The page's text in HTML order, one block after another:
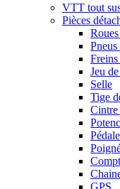
VTT tout
Pièces
Jeu
Selle
Tige
GPS